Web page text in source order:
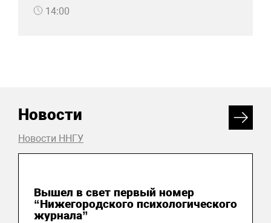
14:00
Новости
Новости ННГУ
Вышел в свет первый номер
“Нижегородского психологического
журнала”